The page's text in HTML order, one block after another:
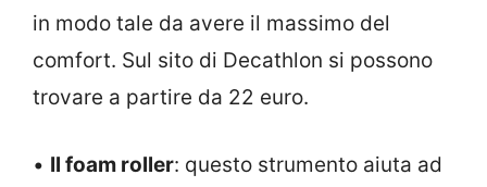
in modo tale da avere il massimo del
comfort. Sul sito di Decathlon si possono
trovare a partire da 22 euro.
• Il foam roller: questo strumento aiuta ad